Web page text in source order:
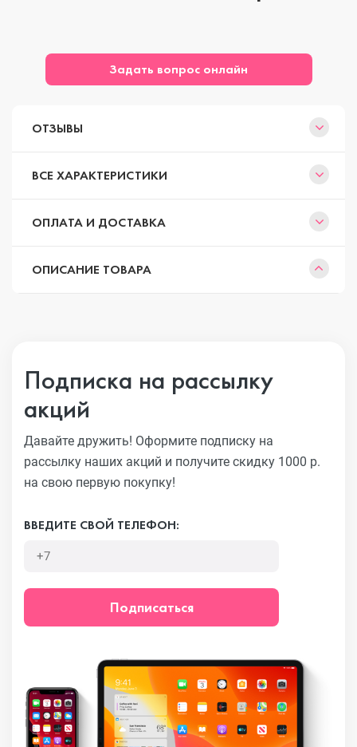
Задать вопрос онлайн
ОТЗЫВЫ
ВСЕ ХАРАКТЕРИСТИКИ
ОПЛАТА И ДОСТАВКА
ОПИСАНИЕ ТОВАРА
Подписка на рассылку
акций
Давайте дружить! Оформите подписку на
рассылку наших акций и получите скидку 1000 р.
на свою первую покупку!
ВВЕДИТЕ СВОЙ ТЕЛЕФОН:
Подписаться